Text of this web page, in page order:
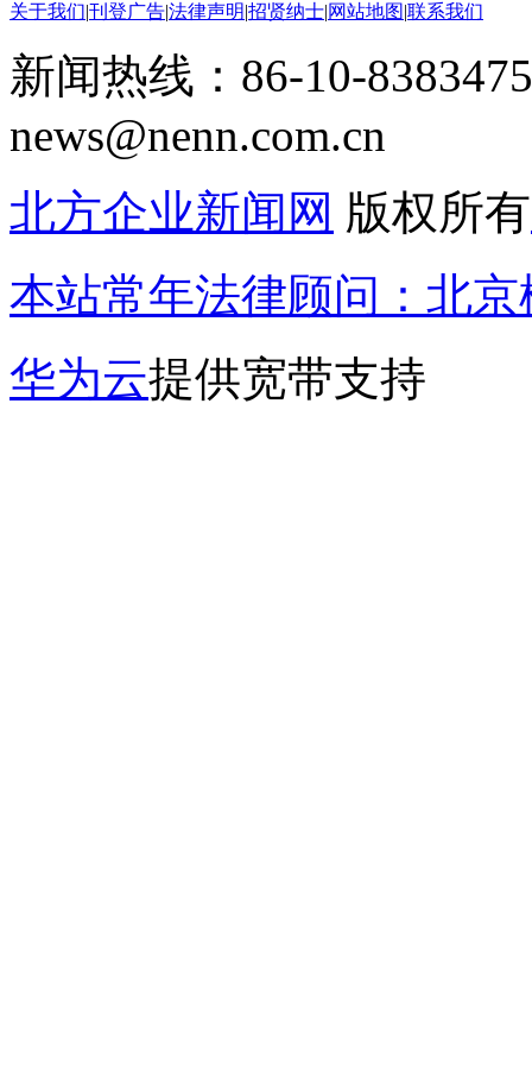
关于我们|刊登广告|法律声明|招贤纳士|网站地图|联系我们
新闻热线：86-10-
news@nenn.com.cn
北方企业新闻网 版权所有
本站常年法律顾问：北
华为云提供宽带支持